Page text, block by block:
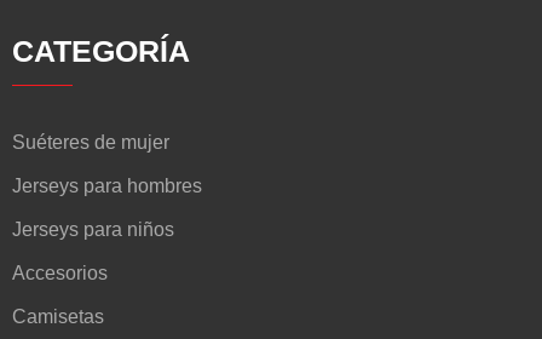
CATEGORÍA
Suéteres de mujer
Jerseys para hombres
Jerseys para niños
Accesorios
Camisetas